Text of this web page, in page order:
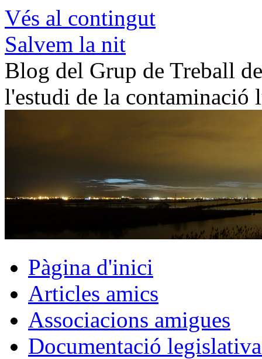
Vés al contingut
Salvem la nit
Blog del Grup de Treball
l'estudi de la contaminació
Pàgina d'inici
Articles amics
Associacions amigues
Documentació